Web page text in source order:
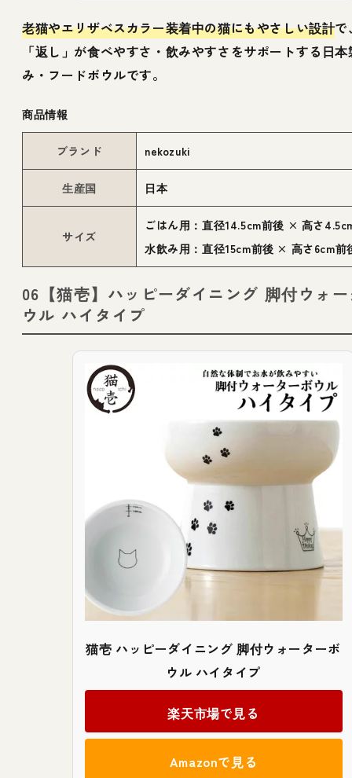
老猫やエリザベスカラー装着中の猫にもやさしい設計で
「返し」が食べやすさ・飲みやすさをサポートする日
み・フードボウルです。
商品情報
ブランド nekozuki
生産国 日本
サイズ
ごはん用：直径14.5cm前後 × 高さ
水飲み用：直径15cm前後 × 高さ6cm前
06【猫壱】ハッピーダイニング 脚付ウォ
ウル ハイタイプ
猫壱 ハッピーダイニング 脚付ウォーターボ
ウル ハイタイプ
楽天市場で見る
Amazonで見る